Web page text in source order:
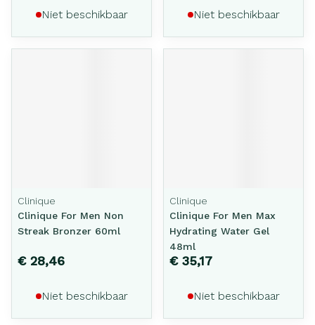
Niet beschikbaar Niet beschikbaar
Clinique
Clinique For Men Non
Streak Bronzer 60ml
€ 28,46
Niet beschikbaar
Clinique
Clinique For Men Max
Hydrating Water Gel
48ml
€ 35,17
Niet beschikbaar